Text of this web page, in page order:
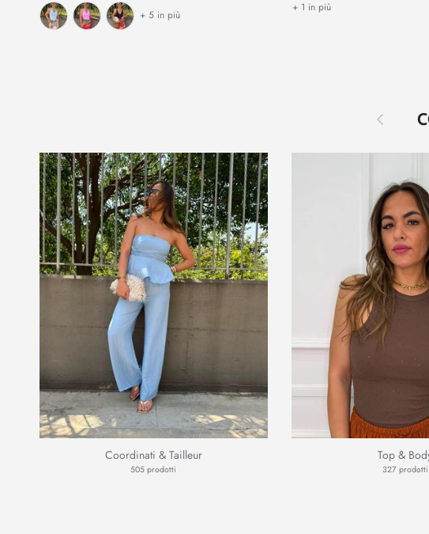
+ 5 in più
+ 1 in più
Indietro
Coordinati & Tailleur
505 prodotti
Top &
327 prodotti